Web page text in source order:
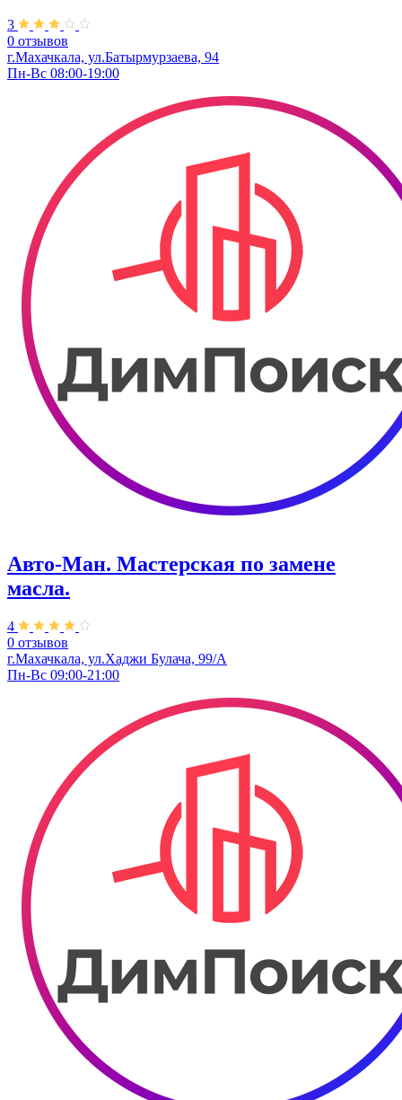
3
0 отзывов
г.Махачкала, ул.Батырмурзаева, 94
Пн-Вс 08:00-19:00
Авто-Ман. Мастерская по замене
масла.
4
0 отзывов
г.Махачкала, ​ул.Хаджи Булача, 99/А
Пн-Вс 09:00-21:00